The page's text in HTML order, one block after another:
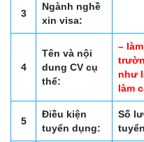
3
Ngành nghề
xin visa:
4
Tên và nội
dung CV cụ
thể:
–
như
làm
5
Điều kiện
tuyển dụng:
Số